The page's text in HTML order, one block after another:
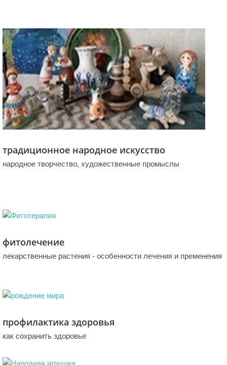
традиционное народное искусство
народное творчество, художественные промыслы
фитолечение
лекарственные растения - особенности лечения и пременения
профилактика здоровья
как сохранить здоровье